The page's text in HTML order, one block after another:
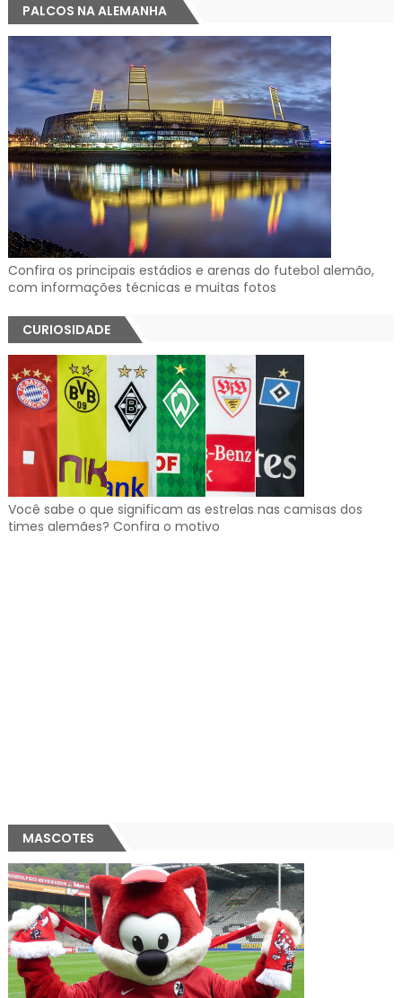
PALCOS NA ALEMANHA
Confira os principais estádios e arenas do futebol alemão,
com informações técnicas e muitas fotos
CURIOSIDADE
Você sabe o que significam as estrelas nas camisas dos
times alemães? Confira o motivo
MASCOTES